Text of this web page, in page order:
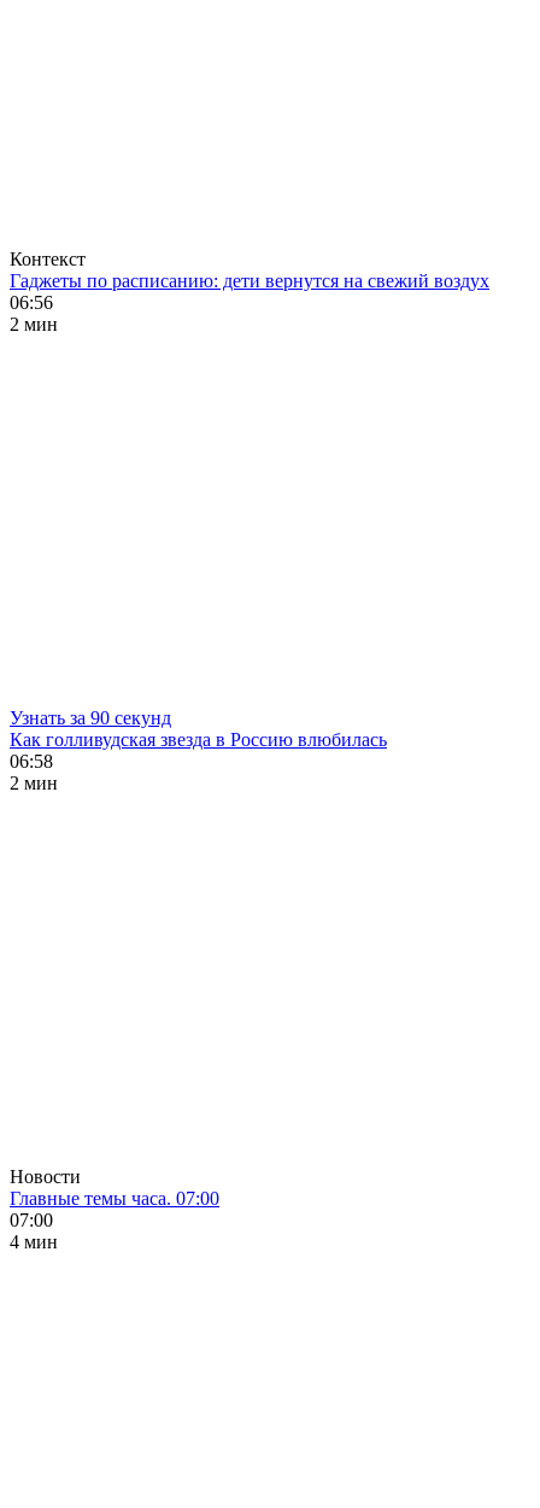
Контекст
Гаджеты по расписанию: дети вернутся на свежий воздух
06:56
2 мин
Узнать за 90 секунд
Как голливудская звезда в Россию влюбилась
06:58
2 мин
Новости
Главные темы часа. 07:00
07:00
4 мин